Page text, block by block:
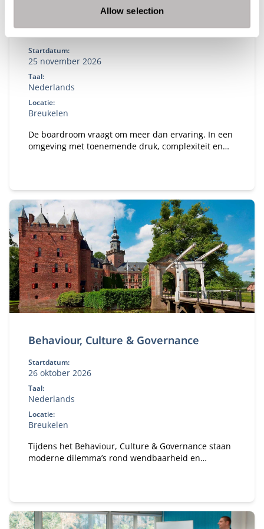
Allow selection
New Board Program
Startdatum:
25 november 2026
Taal:
Nederlands
Locatie:
Breukelen
De boardroom vraagt om meer dan ervaring. In een
omgeving met toenemende druk, complexiteit en
Board Program ontwikkel je jouw besluitvorming,
stakeholderdialoog en constructieve tegenspraak,
en vertaal je iedere module direct naar jouw
praktijk.
Behaviour, Culture & Governance
Startdatum:
26 oktober 2026
Taal:
Nederlands
Locatie:
Breukelen
Tijdens het Behaviour, Culture & Governance staan
moderne dilemma’s rond wendbaarheid en